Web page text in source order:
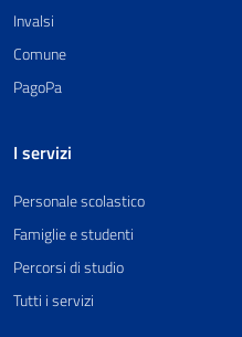
Invalsi
Comune
PagoPa
I servizi
Personale scolastico
Famiglie e studenti
Percorsi di studio
Tutti i servizi